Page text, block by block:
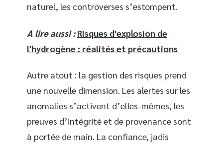
naturel, les controverses s’estompent.
A lire aussi : Risques d'explosion de
l'hydrogène : réalités et précautions
Autre atout : la gestion des risques prend
une nouvelle dimension. Les alertes sur les
anomalies s’activent d’elles-mêmes, les
preuves d’intégrité et de provenance sont
à portée de main. La confiance, jadis